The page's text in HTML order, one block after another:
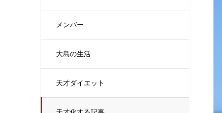
メンバー
大島の生活
天才ダイエット